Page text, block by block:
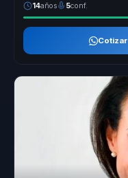
14años 5conf.
Cotizar